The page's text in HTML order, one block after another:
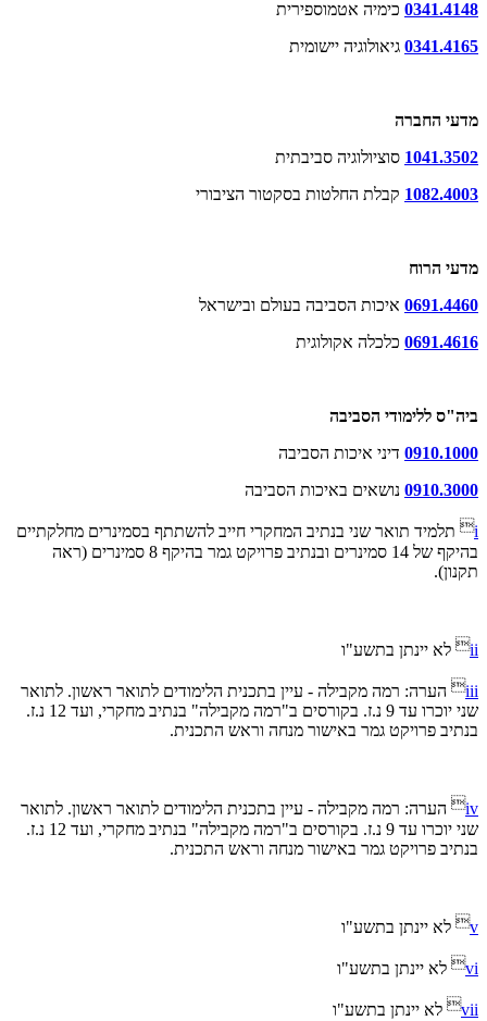
0341.4148 כימיה אטמוספירית
0341.4165 גיאולוגיה יישומית
מדעי החברה
1041.3502 סוציולוגיה סביבתית
1082.4003 קבלת החלטות בסקטור הציבורי
מדעי הרוח
0691.4460 איכות הסביבה בעולם ובישראל
0691.4616 כלכלה אקולוגית
ביה"ס ללימודי הסביבה
0910.1000 דיני איכות הסביבה
0910.3000 נושאים באיכות הסביבה
i
 תלמיד תואר שני בנתיב המחקרי חייב להשתתף בסמינרים מחלקתיים
בהיקף של 14 סמינרים ובנתיב פרויקט גמר בהיקף 8 סמינרים (ראה
תקנון).
ii
 לא יינתן בתשע"ו
iii
 הערה: רמה מקבילה - עיין בתכנית הלימודים לתואר ראשון. לתואר
שני יוכרו עד 9 נ.ז. בקורסים ב"רמה מקבילה" בנתיב מחקרי, ועד 12 נ.ז.
בנתיב פרויקט גמר באישור מנחה וראש התכנית.
iv
 הערה: רמה מקבילה - עיין בתכנית הלימודים לתואר ראשון. לתואר
שני יוכרו עד 9 נ.ז. בקורסים ב"רמה מקבילה" בנתיב מחקרי, ועד 12 נ.ז.
בנתיב פרויקט גמר באישור מנחה וראש התכנית.
v
 לא יינתן בתשע"ו
vi
 לא יינתן בתשע"ו
vii
 לא יינתן בתשע"ו